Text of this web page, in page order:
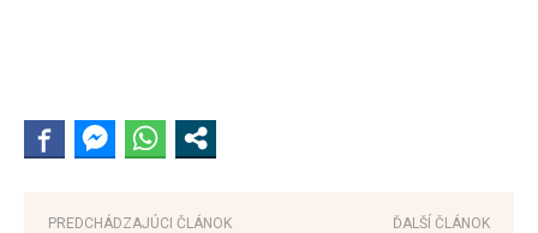
PREDCHÁDZAJÚCI ČLÁNOK ĎALŠÍ ČLÁNOK